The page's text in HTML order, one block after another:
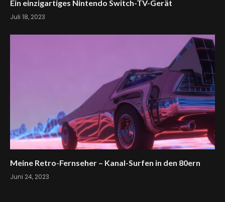
Ein einzigartiges Nintendo Switch-TV-Gerät
Juli 18, 2023
Meine Retro-Fernseher – Kanal-Surfen in den 80ern
Juni 24, 2023